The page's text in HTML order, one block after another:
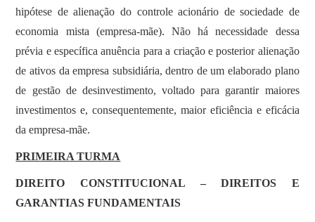
hipótese de alienação do controle acionário de sociedade de
economia mista (empresa-mãe). Não há necessidade dessa
prévia e específica anuência para a criação e posterior alienação
de ativos da empresa subsidiária, dentro de um elaborado plano
de gestão de desinvestimento, voltado para garantir maiores
investimentos e, consequentemente, maior eficiência e eficácia
da empresa-mãe.
PRIMEIRA TURMA
DIREITO CONSTITUCIONAL – DIREITOS E
GARANTIAS FUNDAMENTAIS